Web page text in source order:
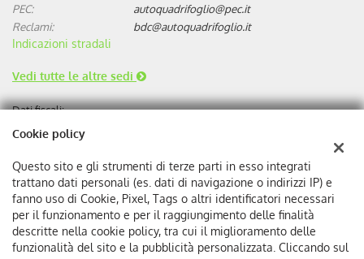
PEC:
autoquadrifoglio@pec.it
Reclami:
bdc@autoquadrifoglio.it
Indicazioni stradali
Vedi tutte le altre sedi
Dati fiscali:
Autoquadrifoglio s.r.l
Via Bonini, 9, 17100 Savona
C.F/P.IVA:00384510095
Registro delle imprese:SV
REA:SV-75293
Cookie policy
Questo sito e gli strumenti di terze parti in esso integrati
trattano dati personali (es. dati di navigazione o indirizzi IP) e
fanno uso di Cookie, Pixel, Tags o altri identificatori necessari
per il funzionamento e per il raggiungimento delle finalità
descritte nella cookie policy, tra cui il miglioramento delle
funzionalità del sito e la pubblicità personalizzata. Cliccando sul